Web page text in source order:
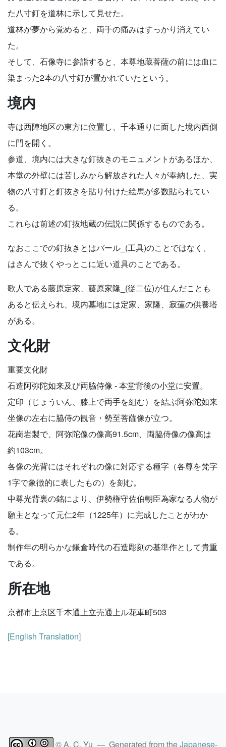
た八寸釘を道林に示して見せた。
道林が夢から覚めると、両手の痛みはすっかり消えてい
た。
そして、石像寺に参詣すると、本尊地蔵菩薩の前には血に
染まった2本の八寸釘が置かれていたという。
境内
寺は西陣地区の東方に位置し、千本通りに面した境内西側
に門を開く。
参道、境内には大きな釘抜きのモニュメントがあるほか、
本堂の外壁には苦しみから解放された人々が奉納した、実
物の八寸釘と釘抜きを貼り付けた絵馬が多数貼られてい
る。
これらは前述の釘抜地蔵の伝説に関係するものである。
なおここでの釘抜きとはバール_(工具)のことではなく、
はさんで抜くやっとこに近い道具のことである。
歌人である藤原定家、藤原家隆_(従二位)が住んだことも
あると伝えられ、境内墓地には定家、家隆、寂蓮の供養塔
がある。
文化財
重要文化財
石造阿弥陀如来及び両脇侍像 - 本堂背後の小堂に安置。
定印（じょういん、膝上で両手を組む）を結ぶ阿弥陀如来
坐像の左右に脇侍の観音・勢至菩薩像が立つ。
花崗岩製で、阿弥陀像の像高91.5cm、両脇侍像の像高は
約103cm。
各像の光背にはそれぞれの像に対応する種字（各尊を梵字
1字で象徴的に表したもの）を刻む。
中尊光背裏の銘により、伊勢権守佐伯朝臣為家なる人物が
願主となって元仁2年（1225年）に完成したことがわか
る。
制作年の明らかな鎌倉時代の石造彫刻の基準作として貴重
である。
所在地
京都市上京区千本通上立売通上ル花車町503
[English Translation]
© A. C. Yu — Generated from theJapanese-